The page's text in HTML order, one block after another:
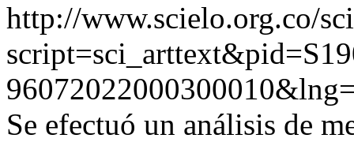
http://www.scielo.org.co/
Se efectuó un análisis de